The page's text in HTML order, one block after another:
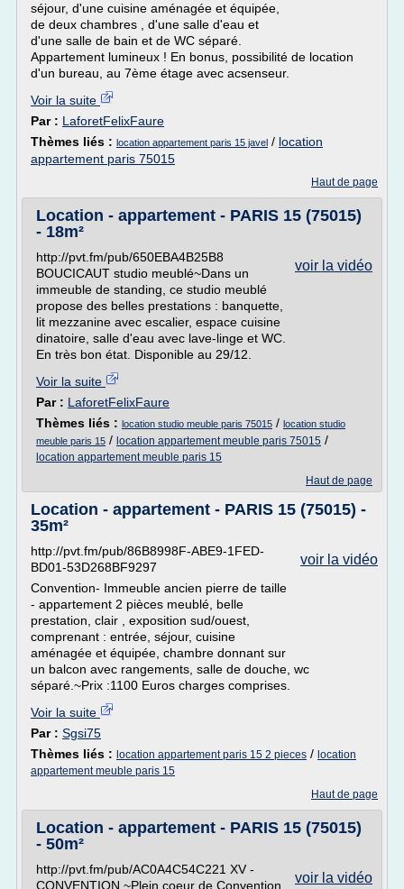
séjour, d'une cuisine aménagée et équipée,
de deux chambres , d'une salle d'eau et
d'une salle de bain et de WC séparé.
Appartement lumineux ! En bonus, possibilité de location
d'un bureau, au 7ème étage avec acsenseur.
Voir la suite
Par : LaforetFelixFaure
Thèmes liés : location appartement paris 15 javel / location
appartement paris 75015
Haut de page
Location - appartement - PARIS 15 (75015)
- 18m²
voir la vidéo
http://pvt.fm/pub/650EBA4B25B8
BOUCICAUT studio meublé~Dans un
immeuble de standing, ce studio meublé
propose des belles prestations : banquette,
lit mezzanine avec escalier, espace cuisine
dinatoire, salle d'eau avec lave-linge et WC.
En très bon état. Disponible au 29/12.
Voir la suite
Par : LaforetFelixFaure
Thèmes liés : location studio meuble paris 75015 / location studio
meuble paris 15 / location appartement meuble paris 75015 /
location appartement meuble paris 15
Haut de page
Location - appartement - PARIS 15 (75015) -
35m²
voir la vidéo
http://pvt.fm/pub/86B8998F-ABE9-1FED-
BD01-53D268BF9297
Convention- Immeuble ancien pierre de taille
- appartement 2 pièces meublé, belle
prestation, clair , exposition sud/ouest,
comprenant : entrée, séjour, cuisine
aménagée et équipée, chambre donnant sur
un balcon avec rangements, salle de douche, wc
séparé.~Prix :1100 Euros charges comprises.
Voir la suite
Par : Sgsi75
Thèmes liés : location appartement paris 15 2 pieces / location
appartement meuble paris 15
Haut de page
Location - appartement - PARIS 15 (75015)
- 50m²
voir la vidéo
http://pvt.fm/pub/AC0A4C54C221 XV -
CONVENTION ~Plein coeur de Convention